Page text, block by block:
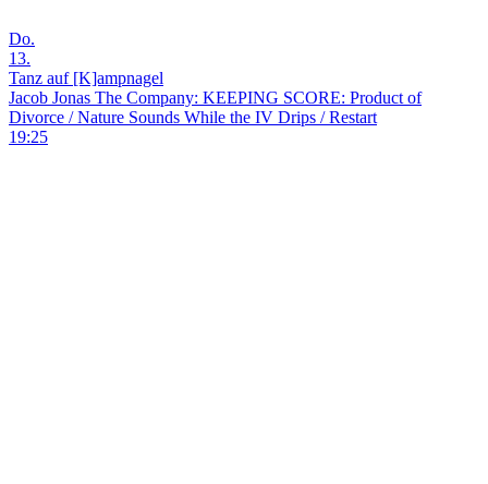
Do.
13.
Tanz auf [K]ampnagel
Jacob Jonas The Company: KEEPING SCORE: Product of
Divorce / Nature Sounds While the IV Drips / Restart
19:25